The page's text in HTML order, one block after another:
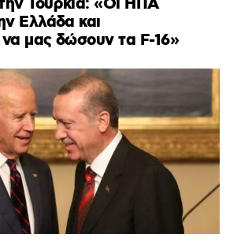
Τουρκία: «Οι ΗΠΑ
Ελλάδα και
να μας δώσουν τα F-16»